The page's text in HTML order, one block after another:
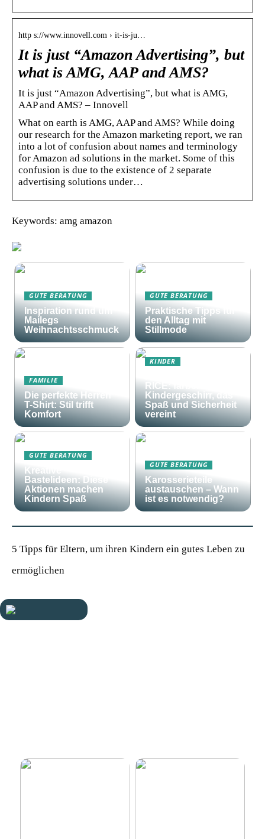
http s://www.innovell.com › it-is-ju…
It is just “Amazon Advertising”, but
what is AMG, AAP and AMS?
It is just “Amazon Advertising”, but what is AMG,
AAP and AMS? – Innovell
What on earth is AMG, AAP and AMS? While doing
our research for the Amazon marketing report, we ran
into a lot of confusion about names and terminology
for Amazon ad solutions in the market. Some of this
confusion is due to the existence of 2 separate
advertising solutions under…
Keywords: amg amazon
GUTE BERATUNG
Inspiration rund um
Mailegs
Weihnachtsschmuck
GUTE BERATUNG
Praktische Tipps für
den Alltag mit
Stillmode
FAMILIE
Die perfekte Herren
T-Shirt: Stil trifft
Komfort
KINDER
RICE: farbenfrohes
Kindergeschirr, das
Spaß und Sicherheit
vereint
GUTE BERATUNG
Kreative
Bastelideen: Diese
Aktionen machen
Kindern Spaß
GUTE BERATUNG
Karosserieteile
austauschen – Wann
ist es notwendig?
5 Tipps für Eltern, um ihren Kindern ein gutes Leben zu
ermöglichen